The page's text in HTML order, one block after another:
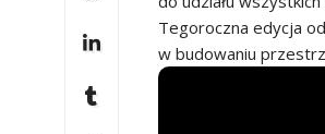
Tegoroczna edycja
w budowaniu